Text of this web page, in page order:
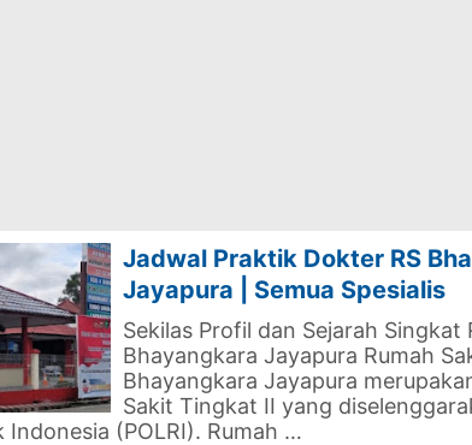
Jadwal Praktik Dokter RS
Jayapura | Semua Spesialis
Sekilas Profil dan Sejarah Singkat
Bhayangkara Jayapura Rumah
Bhayangkara Jayapura
Sakit Tingkat II yang
Indonesia (POLRI). Rumah …